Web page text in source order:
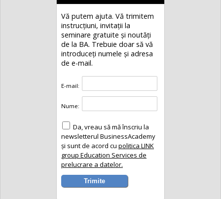
Vă putem ajuta. Vă trimitem
instrucțiuni, invitaţii la
seminare gratuite şi noutăţi
de la BA. Trebuie doar să vă
introduceţi numele și adresa
de e-mail.
E-mail:
Nume:
Da, vreau să mă înscriu la
newsletterul BusinessAcademy
și sunt de acord cu politica LINK
group Education Services de
prelucrare a datelor.